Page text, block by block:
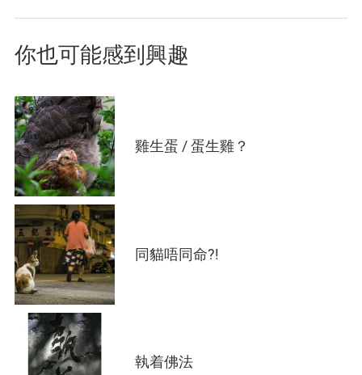
頁
你也可能感到興趣
雞生蛋 / 蛋生雞？
同貓唔同命?!
執着佛法